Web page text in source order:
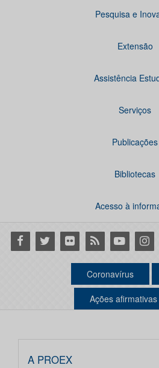
Pesquisa e
Extensão
Assistência
Serviços
Publicações
Bibliotecas
Acesso à
Facebook
Twitter Flickr RSS Youtube
Coronavírus
Ações afirmativas
A PROEX